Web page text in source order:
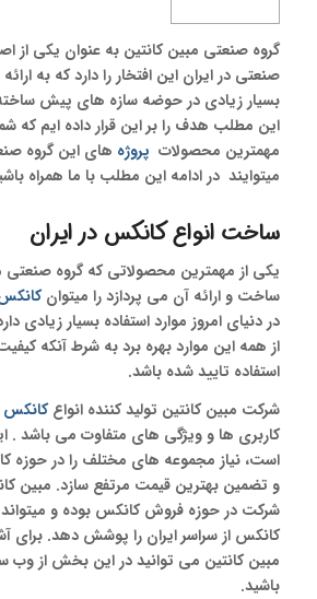
گروه صنعتی مبین کانتین به عنوان یکی از
صنعتی در ایران این افتخار را دارد که به
بسیار زیادی در حوضه سازه های پیش ساخته
این مطلب هدف را بر این قرار داده ایم که
مهمترین محصولات پروژه های این گروه
میتوایند در ادامه این مطلب با ما همراه
ساخت انواعکانکس در ایران
یکی از مهمترین محصولاتی که گروه صنعتی
ساخت و ارائه آن می پردازد را میتوان
در دنیای امروز موارد استفاده بسیار زیادی
از همه این موارد بهره برد به شرط آنکه
استفاده تایید شده باشد.
شرکت مبین کانتین تولید کننده انواعکانکس
کاربری ها و ویژگی های متفاوت می باشد .
است، نیاز مجموعه های مختلف را در حوزه
و تضمین بهترین قیمت مرتفع سازد. مبین
شرکت در حوزه فروش کانکس بوده و
کانکس از سراسر ایران را پوشش دهد. برای
مبین کانتین می توانید در این بخش از وب
باشید.